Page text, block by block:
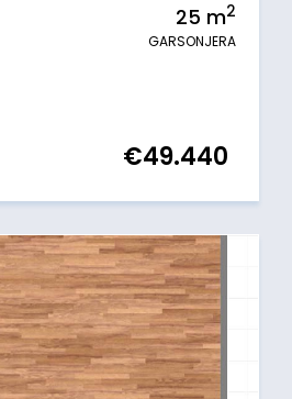
25 m2
GARSONJERA
€49.440